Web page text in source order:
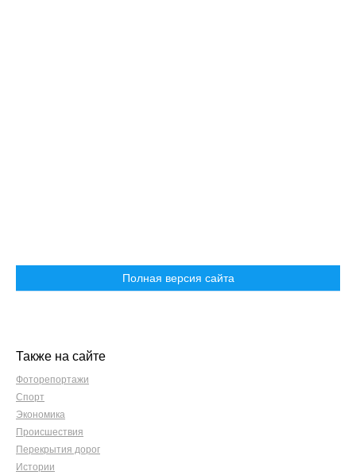
Полная версия сайта
Также на сайте
Фоторепортажи
Спорт
Экономика
Происшествия
Перекрытия дорог
Истории